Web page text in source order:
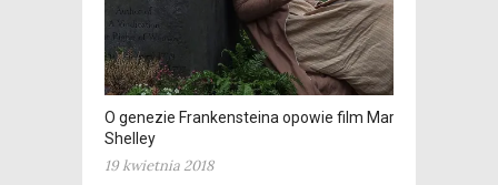
O genezie Frankensteina opowie film Mary
Shelley
19 kwietnia 2018